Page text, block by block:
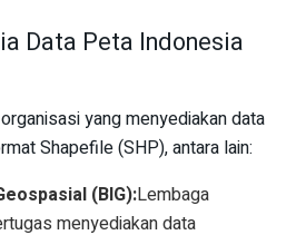
Data Peta Indonesia
yang menyediakan data
Shapefile (SHP), antara lain:
(BIG):Lembaga
menyediakan data